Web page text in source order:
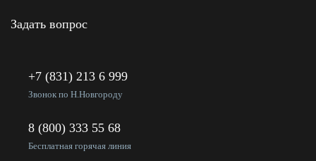
Задать вопрос
+7 (831) 213 6 999
Звонок по Н.Новгороду
8 (800) 333 55 68
Бесплатная горячая линия